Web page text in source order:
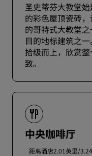
圣史蒂芬大教堂
的彩色屋顶瓷砖
的哥特式大教堂
目的地标建筑之
拾级而上，欣赏
致。
中央咖啡厅
距离酒店2.01英里/